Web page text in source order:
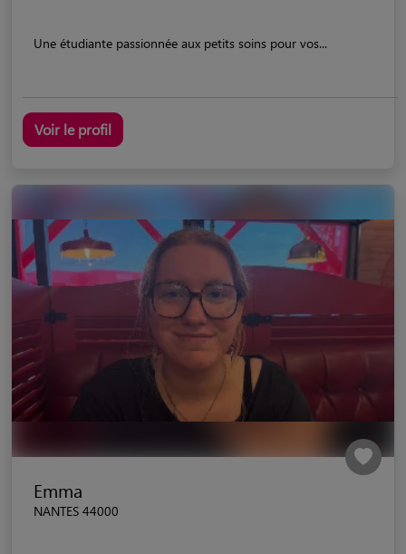
Une étudiante passionnée aux petits soins pour vos...
Voir le profil
Emma
NANTES 44000